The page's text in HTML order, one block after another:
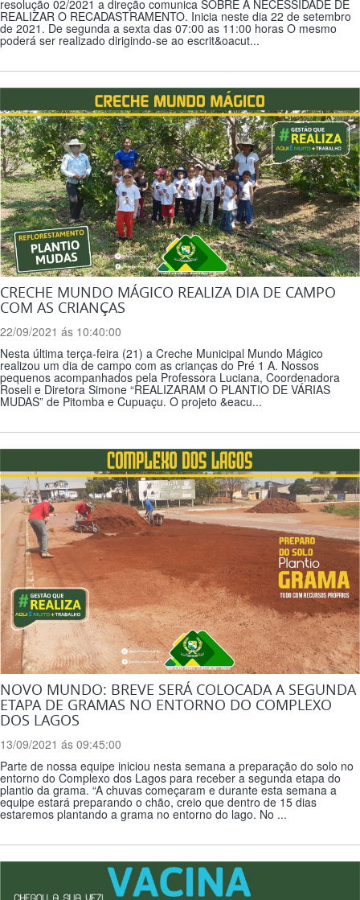
resolução 02/2021 a direção comunica SOBRE A NECESSIDADE DE
REALIZAR O RECADASTRAMENTO. Inicia neste dia 22 de setembro
de 2021. De segunda a sexta das 07:00 as 11:00 horas O mesmo
poderá ser realizado dirigindo-se ao escrit&oacut...
CRECHE MUNDO MÁGICO REALIZA DIA DE CAMPO
COM AS CRIANÇAS
22/09/2021 ás 10:40:00
Nesta última terça-feira (21) a Creche Municipal Mundo Mágico
realizou um dia de campo com as crianças do Pré 1 A. Nossos
pequenos acompanhados pela Professora Luciana, Coordenadora
Roseli e Diretora Simone “REALIZARAM O PLANTIO DE VÁRIAS
MUDAS” de Pitomba e Cupuaçu. O projeto &eacu...
NOVO MUNDO: BREVE SERÁ COLOCADA A SEGUNDA
ETAPA DE GRAMAS NO ENTORNO DO COMPLEXO
DOS LAGOS
13/09/2021 ás 09:45:00
Parte de nossa equipe iniciou nesta semana a preparação do solo no
entorno do Complexo dos Lagos para receber a segunda etapa do
plantio da grama. “A chuvas começaram e durante esta semana a
equipe estará preparando o chão, creio que dentro de 15 dias
estaremos plantando a grama no entorno do lago. No ...